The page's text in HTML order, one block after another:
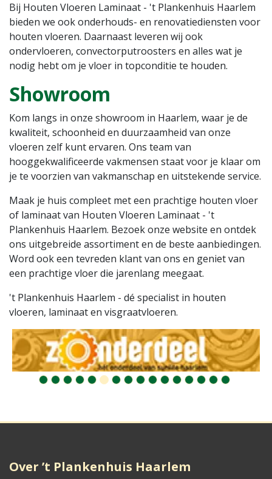
Bij Houten Vloeren Laminaat - 't Plankenhuis Haarlem
bieden we ook onderhouds- en renovatiediensten voor
houten vloeren. Daarnaast leveren wij ook
ondervloeren, convectorputroosters en alles wat je
nodig hebt om je vloer in topconditie te houden.
Showroom
Kom langs in onze showroom in Haarlem, waar je de
kwaliteit, schoonheid en duurzaamheid van onze
vloeren zelf kunt ervaren. Ons team van
hooggekwalificeerde vakmensen staat voor je klaar om
je te voorzien van vakmanschap en uitstekende service.
Maak je huis compleet met een prachtige houten vloer
of laminaat van Houten Vloeren Laminaat - 't
Plankenhuis Haarlem. Bezoek onze website en ontdek
ons uitgebreide assortiment en de beste aanbiedingen.
Word ook een tevreden klant van ons en geniet van
een prachtige vloer die jarenlang meegaat.
't Plankenhuis Haarlem - dé specialist in houten
vloeren, laminaat en visgraatvloeren.
13141516
Over ’t Plankenhuis Haarlem